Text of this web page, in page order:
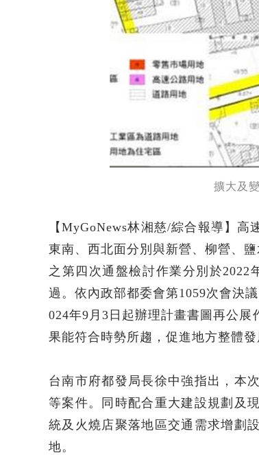
擴大及
【MyGoNews林湘慈/綜合報導】
東南、西北面分別與新營、柳營、
之第四次通盤檢討作業分別於2022
過。依內政部都委會第1059次會決
024年9月3日起辦理計畫書圖再公
果能符合時勢所趨，促進地方整體發
台南市府都發局長徐中強指出，本
等案件。同時配合重大建設規劃及
統及火燒店聚落地區交通需求增劃
地。